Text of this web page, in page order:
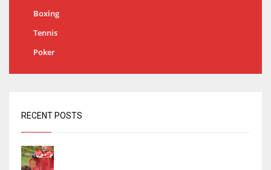
Boxing
Tennis
Poker
RECENT POSTS